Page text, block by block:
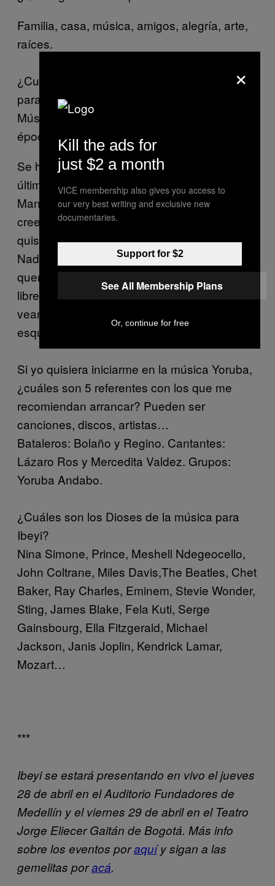
Familia, casa, música, amigos, alegría, arte,
raíces.
¿Cuál es el gran legado musical de la isla
para el mundo?
Músicos impresionantes. En todas las
épocas.
Se habla mucho del futuro de Cuba
últimamente. Obama. Rolling Stones.
Manana. El reciente discurso de Fidel. ¿Qué
creen que va a pasar con la isla? ¿Qué
quisieran que pasara?
Nadie sabe lo que va a pasar. Nosotras
queremos que el pueblo pueda expresarse
libremente cada vez más. Y que nunca
veamos Mac Donalds o Starbucks en cada
esquina.
Si yo quisiera iniciarme en la música Yoruba,
¿cuáles son 5 referentes con los que me
recomiendan arrancar? Pueden ser
canciones, discos, artistas…
Bataleros: Bolaño y Regino. Cantantes:
Lázaro Ros y Mercedita Valdez. Grupos:
Yoruba Andabo.
¿Cuáles son los Dioses de la música para
Ibeyi?
Nina Simone, Prince, Meshell Ndegeocello,
John Coltrane, Miles Davis,The Beatles, Chet
Baker, Ray Charles, Eminem, Stevie Wonder,
Sting, James Blake, Fela Kuti, Serge
Gainsbourg, Ella Fitzgerald, Michael
Jackson, Janis Joplin, Kendrick Lamar,
Mozart…
***
Ibeyi se estará presentando en vivo el jueves
28 de abril en el Auditorio Fundadores de
Medellín y el viernes 29 de abril en el Teatro
Jorge Eliecer Gaitán de Bogotá. Más info
sobre los eventos poraquíy sigan a las
gemelitas poracá.
×
Kill the ads for
just $2 a month
VICE membership also gives you access to
our very best writing and exclusive new
documentaries.
Support for $2
See All Membership Plans
Or, continue for free